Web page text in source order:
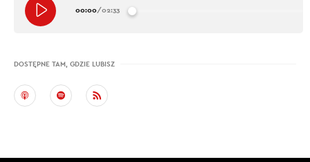
00:00/02:33
DOSTĘPNE TAM, GDZIE LUBISZ